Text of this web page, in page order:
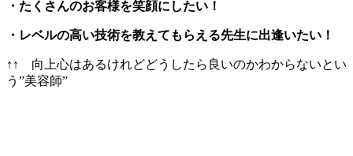
・たくさんのお客様を笑顔にしたい！
・レベルの高い技術を教えてもらえる先生に出逢いたい！
↑↑ 向上心はあるけれどどうしたら良いのかわからないとい
う”美容師”